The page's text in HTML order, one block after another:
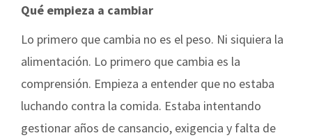
Qué empieza a cambiar
Lo primero que cambia no es el peso. Ni siquiera la
alimentación. Lo primero que cambia es la
comprensión. Empieza a entender que no estaba
luchando contra la comida. Estaba intentando
gestionar años de cansancio, exigencia y falta de